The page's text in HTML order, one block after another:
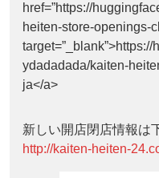
href=”https://
heiten-store-openings-
ydadadada/kaiten-
ja</a>
新しい開店閉店情報は
http://kaiten-heiten-